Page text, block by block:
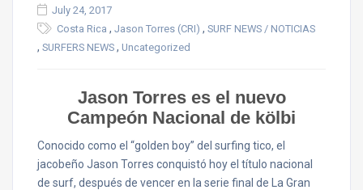
July 24, 2017
Costa Rica , Jason Torres (CRI) , SURF NEWS / NOTICIAS
, SURFERS NEWS , Uncategorized
Jason Torres es el nuevo
Campeón Nacional de kölbi
Conocido como el “golden boy” del surfing tico, el
jacobeño Jason Torres conquistó hoy el título nacional
de surf, después de vencer en la serie final de La Gran